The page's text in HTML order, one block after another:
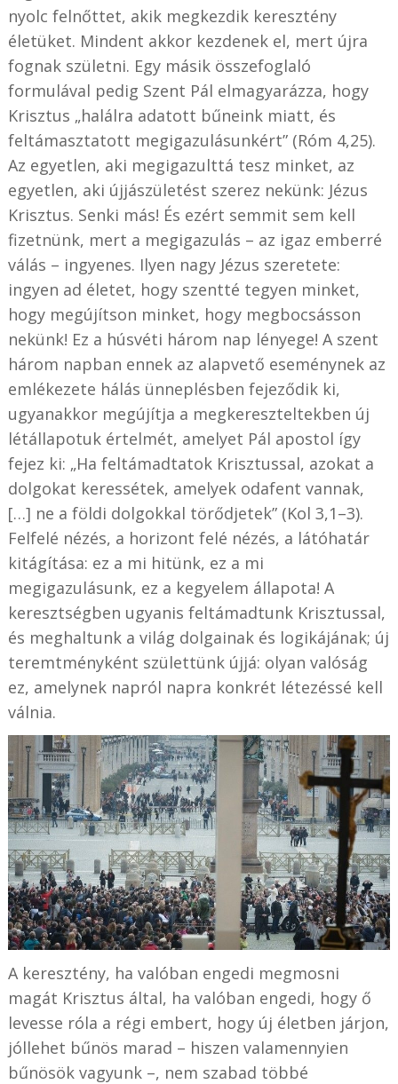
nyolc felnőttet, akik megkezdik keresztény
életüket. Mindent akkor kezdenek el, mert újra
fognak születni. Egy másik összefoglaló
formulával pedig Szent Pál elmagyarázza, hogy
Krisztus „halálra adatott bűneink miatt, és
feltámasztatott megigazulásunkért” (Róm 4,25).
Az egyetlen, aki megigazulttá tesz minket, az
egyetlen, aki újjászületést szerez nekünk: Jézus
Krisztus. Senki más! És ezért semmit sem kell
fizetnünk, mert a megigazulás – az igaz emberré
válás – ingyenes. Ilyen nagy Jézus szeretete:
ingyen ad életet, hogy szentté tegyen minket,
hogy megújítson minket, hogy megbocsásson
nekünk! Ez a húsvéti három nap lényege! A szent
három napban ennek az alapvető eseménynek az
emlékezete hálás ünneplésben fejeződik ki,
ugyanakkor megújítja a megkereszteltekben új
létállapotuk értelmét, amelyet Pál apostol így
fejez ki: „Ha feltámadtatok Krisztussal, azokat a
dolgokat keressétek, amelyek odafent vannak,
[…] ne a földi dolgokkal törődjetek” (Kol 3,1–3).
Felfelé nézés, a horizont felé nézés, a látóhatár
kitágítása: ez a mi hitünk, ez a mi
megigazulásunk, ez a kegyelem állapota! A
keresztségben ugyanis feltámadtunk Krisztussal,
és meghaltunk a világ dolgainak és logikájának; új
teremtményként születtünk újjá: olyan valóság
ez, amelynek napról napra konkrét létezéssé kell
válnia.
A keresztény, ha valóban engedi megmosni
magát Krisztus által, ha valóban engedi, hogy ő
levesse róla a régi embert, hogy új életben járjon,
jóllehet bűnös marad – hiszen valamennyien
bűnösök vagyunk –, nem szabad többé